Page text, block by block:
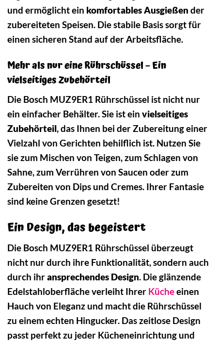
und ermöglicht ein komfortables Ausgießen der
zubereiteten Speisen. Die stabile Basis sorgt für
einen sicheren Stand auf der Arbeitsfläche.
Mehr als nur eine Rührschüssel – Ein
vielseitiges Zubehörteil
Die Bosch MUZ9ER1 Rührschüssel ist nicht nur
ein einfacher Behälter. Sie ist ein vielseitiges
Zubehörteil, das Ihnen bei der Zubereitung einer
Vielzahl von Gerichten behilflich ist. Nutzen Sie
sie zum Mischen von Teigen, zum Schlagen von
Sahne, zum Verrühren von Saucen oder zum
Zubereiten von Dips und Cremes. Ihrer Fantasie
sind keine Grenzen gesetzt!
Ein Design, das begeistert
Die Bosch MUZ9ER1 Rührschüssel überzeugt
nicht nur durch ihre Funktionalität, sondern auch
durch ihransprechendes Design. Die glänzende
Edelstahloberfläche verleiht Ihrer Kücheeinen
Hauch von Eleganz und macht die Rührschüssel
zu einem echten Hingucker. Das zeitlose Design
passt perfekt zu jeder Kücheneinrichtung und